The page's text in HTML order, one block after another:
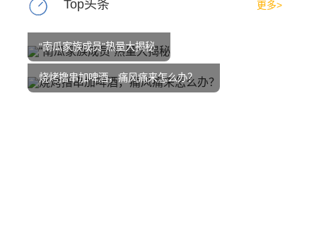
Top头条 更多>
“南瓜家族成员”热量大揭秘
烧烤撸串加啤酒，痛风痛来怎么办？